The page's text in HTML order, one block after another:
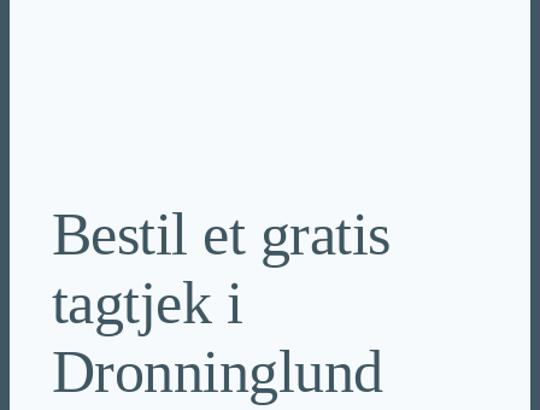
Bestil et gratis
tagtjek i
Dronninglund